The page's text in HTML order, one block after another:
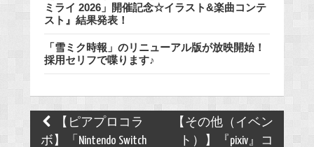
ミライ 2026」開催記念☆イラスト&楽曲コンテ
スト』結果発表！
「雪ミク時報」のリニューアル版が放映開始！
採用セリフで喋ります♪
Post
navigation
【ピアプロコラ
ボ】「Nintendo Switch
【その他（イベン
ト）】『pixiv』コ